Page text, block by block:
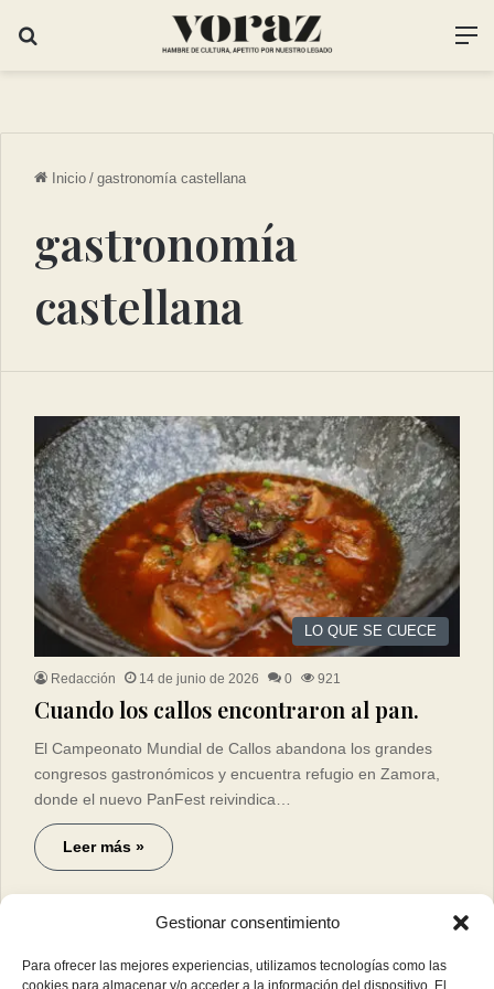
Gestionar consentimiento
Para ofrecer las mejores experiencias, utilizamos tecnologías como las
cookies para almacenar y/o acceder a la información del dispositivo. El
Inicio / gastronomía castellana
gastronomía
castellana
LO QUE SE CUECE
Redacción 14 de junio de 2026 0 921
Cuando los callos encontraron al pan.
El Campeonato Mundial de Callos abandona los grandes
congresos gastronómicos y encuentra refugio en Zamora,
donde el nuevo PanFest reivindica…
Leer más »